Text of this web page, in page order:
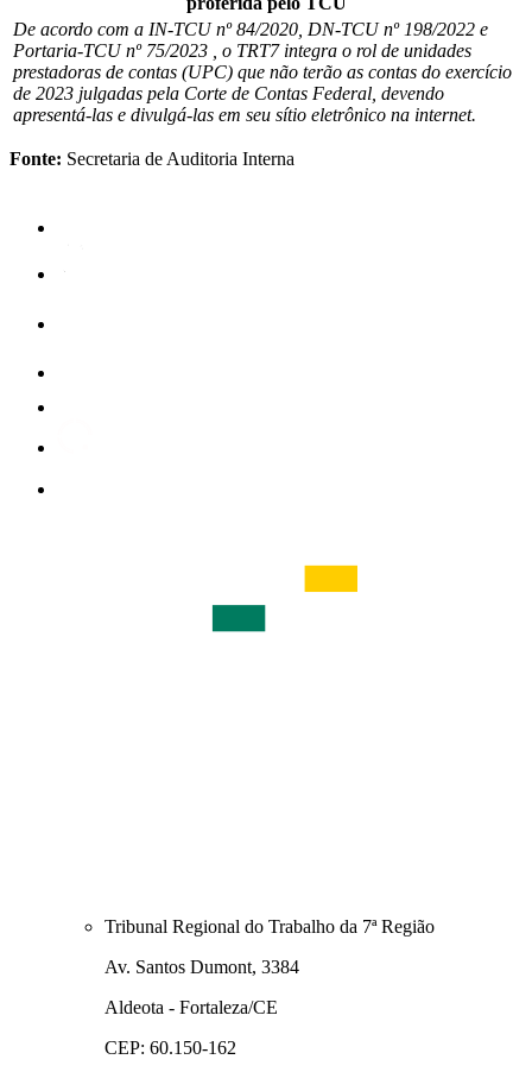
De acordo com a IN-TCU nº 84/2020, DN-TCU nº 198/2022 e
Portaria-TCU nº 75/2023 , o TRT7 integra o rol de unidades
prestadoras de contas (UPC) que não terão as contas do exercício
de 2023 julgadas pela Corte de Contas Federal, devendo
apresentá-las e divulgá-las em seu sítio eletrônico na internet.
Fonte: Secretaria de Auditoria Interna
Tribunal Regional do Trabalho da 7ª Região
Av. Santos Dumont, 3384
Aldeota - Fortaleza/CE
CEP: 60.150-162